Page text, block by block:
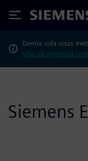
Siemens
Denna sida visas
Visa på engelska
Siemens